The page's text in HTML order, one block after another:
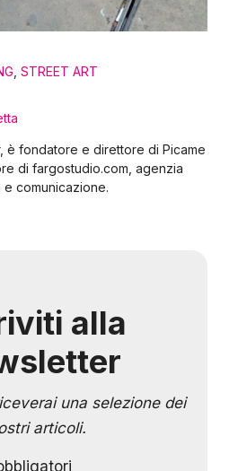
STREET ART
è fondatore e direttore di Picame
di fargostudio.com, agenzia
comunicazione.
alla
una selezione dei
articoli.